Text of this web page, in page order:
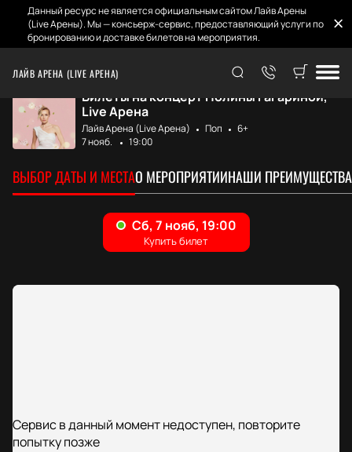
Данный ресурс не является официальным сайтом Лайв Арены
(Live Арены). Мы — консьерж-сервис, предоставляющий услуги по
бронированию и доставке билетов на мероприятия.
ЛАЙВ АРЕНА (LIVE АРЕНА)
Главная Афиша и билеты Полина Гагарина
Билеты на концерт Полины Гагариной,
Live Арена
Лайв Арена (Live Арена) Поп
6+
7 нояб.
19:00
ВЫБОР ДАТЫ И МЕСТАО МЕРОПРИЯТИИНАШИ ПРЕИМУЩЕСТВА
Сервис в данный момент недоступен, повторите
попытку позже